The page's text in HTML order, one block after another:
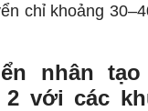
chỉ khoảng
nhân tạo
2 với các